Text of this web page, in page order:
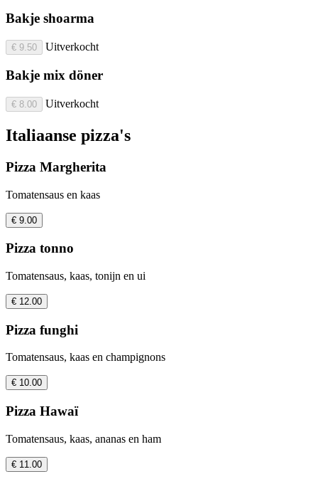
Bakje shoarma
€ 9.50 Uitverkocht
Bakje mix döner
€ 8.00 Uitverkocht
Italiaanse pizza's
Pizza Margherita
Tomatensaus en kaas
€ 9.00
Pizza tonno
Tomatensaus, kaas, tonijn en ui
€ 12.00
Pizza funghi
Tomatensaus, kaas en champignons
€ 10.00
Pizza Hawaï
Tomatensaus, kaas, ananas en ham
€ 11.00